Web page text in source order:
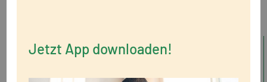
Standorte
Jetzt App downloaden!